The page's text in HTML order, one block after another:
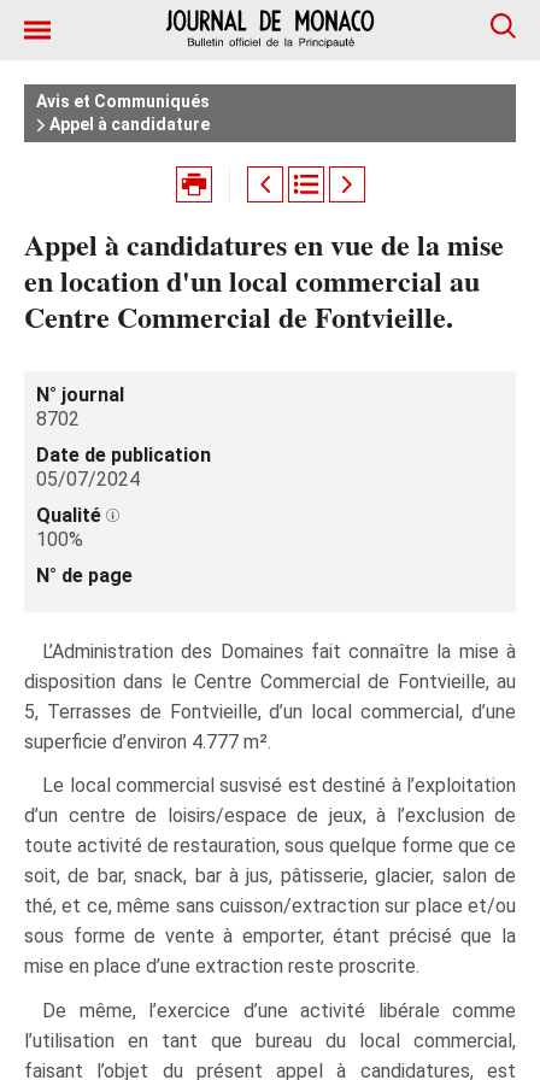
Avis et Communiqués
Appel à candidature
Appel à candidatures en vue de la mise
en location d'un local commercial au
Centre Commercial de Fontvieille.
N° journal
8702
Date de publication
05/07/2024
Qualité
100%
N° de page
L’Administration des Domaines fait connaître la mise à
disposition dans le Centre Commercial de Fontvieille, au
5, Terrasses de Fontvieille, d’un local commercial, d’une
superficie d’environ 4.777 m².
Le local commercial susvisé est destiné à l’exploitation
d’un centre de loisirs/espace de jeux, à l’exclusion de
toute activité de restauration, sous quelque forme que ce
soit, de bar, snack, bar à jus, pâtisserie, glacier, salon de
thé, et ce, même sans cuisson/extraction sur place et/ou
sous forme de vente à emporter, étant précisé que la
mise en place d’une extraction reste proscrite.
De même, l’exercice d’une activité libérale comme
l’utilisation en tant que bureau du local commercial,
faisant l’objet du présent appel à candidatures, est